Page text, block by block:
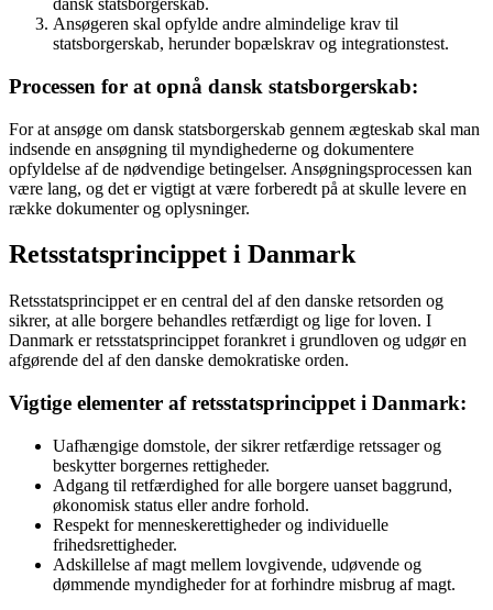
dansk statsborgerskab.
Ansøgeren skal opfylde andre almindelige krav til
statsborgerskab, herunder bopælskrav og integrationstest.
Processen for at opnå dansk statsborgerskab:
For at ansøge om dansk statsborgerskab gennem ægteskab skal man
indsende en ansøgning til myndighederne og dokumentere
opfyldelse af de nødvendige betingelser. Ansøgningsprocessen kan
være lang, og det er vigtigt at være forberedt på at skulle levere en
række dokumenter og oplysninger.
Retsstatsprincippet i Danmark
Retsstatsprincippet er en central del af den danske retsorden og
sikrer, at alle borgere behandles retfærdigt og lige for loven. I
Danmark er retsstatsprincippet forankret i grundloven og udgør en
afgørende del af den danske demokratiske orden.
Vigtige elementer af retsstatsprincippet i Danmark:
Uafhængige domstole, der sikrer retfærdige retssager og
beskytter borgernes rettigheder.
Adgang til retfærdighed for alle borgere uanset baggrund,
økonomisk status eller andre forhold.
Respekt for menneskerettigheder og individuelle
frihedsrettigheder.
Adskillelse af magt mellem lovgivende, udøvende og
dømmende myndigheder for at forhindre misbrug af magt.